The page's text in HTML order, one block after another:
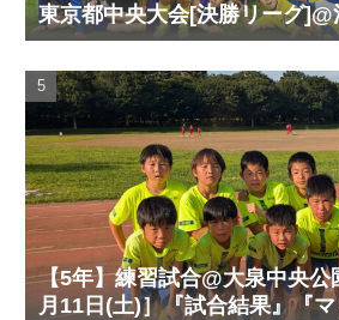
東京都中央大会[決勝リーグ]@
公園サッカー場G［6月14日(
果』『マッチレポート』『試
【5年】練習試合@大泉中央公
月11日(土)］『試合結果』『